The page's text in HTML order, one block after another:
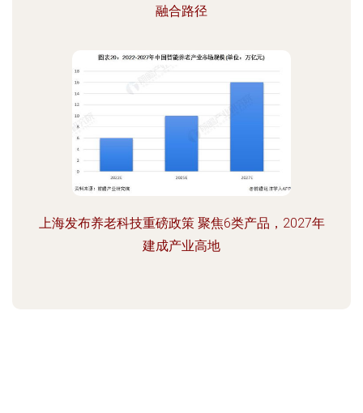
融合路径
上海发布养老科技重磅政策 聚焦6类产品，2027年
建成产业高地